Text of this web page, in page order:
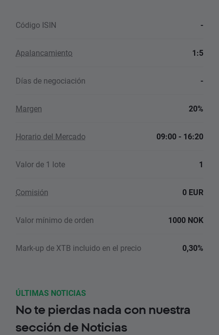
Código ISIN -
Apalancamiento 1:5
Días de negociación -
Margen 20%
Horario del Mercado 09:00 - 16:20
Valor de 1 lote 1
Comisión 0 EUR
Valor mínimo de orden 1000 NOK
Mark-up de XTB incluido en el precio 0,30%
ÚLTIMAS NOTICIAS
No te pierdas nada con nuestra
sección de Noticias